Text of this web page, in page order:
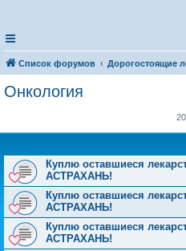
Список форумов Дорогостоящие
Онкология
Куплю оставшиеся
АСТРАХАНЬ!
Куплю оставшиеся
АСТРАХАНЬ!
Куплю оставшиеся
АСТРАХАНЬ!